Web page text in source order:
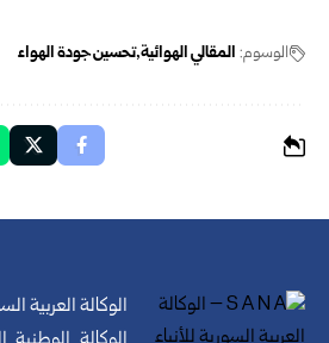
الوسوم: المقالي الهوائية تحسين جودة الهواء
الوكالة العربية